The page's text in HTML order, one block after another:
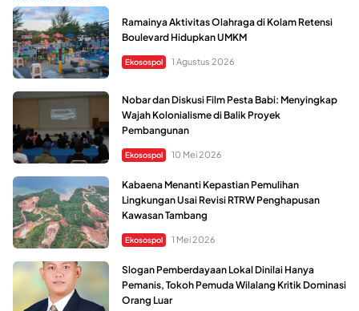
Ramainya Aktivitas Olahraga di Kolam Retensi
Boulevard Hidupkan UMKM
Ekosospol 1 Agustus 2026
Nobar dan Diskusi Film Pesta Babi: Menyingkap
Wajah Kolonialisme di Balik Proyek
Pembangunan
Ekosospol 10 Mei 2026
Kabaena Menanti Kepastian Pemulihan
Lingkungan Usai Revisi RTRW Penghapusan
Kawasan Tambang
Ekosospol 1 Mei 2026
Slogan Pemberdayaan Lokal Dinilai Hanya
Pemanis, Tokoh Pemuda Wilalang Kritik Dominasi
Orang Luar